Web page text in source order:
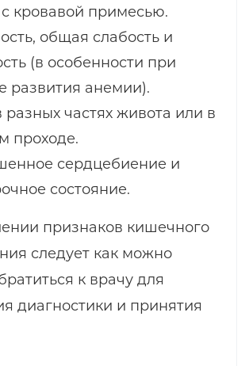
с кровавой примесью.
общая слабость и
(в особенности при
развития анемии).
разных частях живота или в
проходе.
сердцебиение и
состояние.
признаков кишечного
следует как можно
к врачу для
диагностики и принятия